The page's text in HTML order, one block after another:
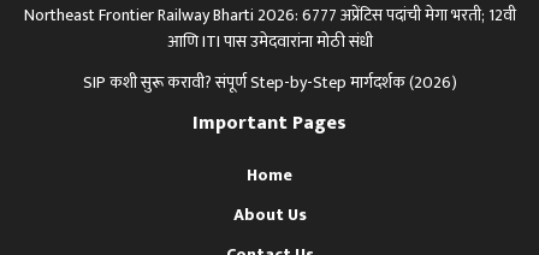
Northeast Frontier Railway Bharti 2026: 6777 अप्रेंटिस पदांची मेगा भरती; 12वी
आणि ITI पास उमेदवारांना मोठी संधी
SIP कशी सुरू करावी? संपूर्ण Step-by-Step मार्गदर्शक (2026)
Important Pages
Home
About Us